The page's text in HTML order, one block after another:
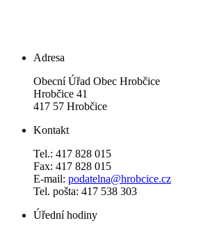
Adresa
Obecní Úřad Obec Hrobčice
Hrobčice 41
417 57 Hrobčice
Kontakt
Tel.: 417 828 015
Fax: 417 828 015
E-mail: podatelna@hrobcice.cz
Tel. pošta: 417 538 303
Úřední hodiny